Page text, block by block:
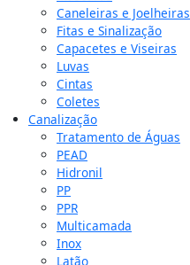
Caneleiras e Joelheiras
Fitas e Sinalização
Capacetes e Viseiras
Luvas
Cintas
Coletes
Canalização
Tratamento de Águas
PEAD
Hidronil
PP
PPR
Multicamada
Inox
Latão